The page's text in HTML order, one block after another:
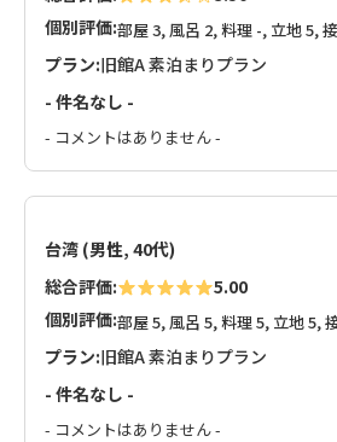
個別評価:部屋 3, 風呂 2, 料理 -, 立地 5,
プラン:旧館A 素泊まりプラン
- 件名なし -
- コメントはありません -
台湾 (男性, 40代)
総合評価:
5.00
個別評価:部屋 5, 風呂 5, 料理 5, 立地 5,
プラン:旧館A 素泊まりプラン
- 件名なし -
- コメントはありません -